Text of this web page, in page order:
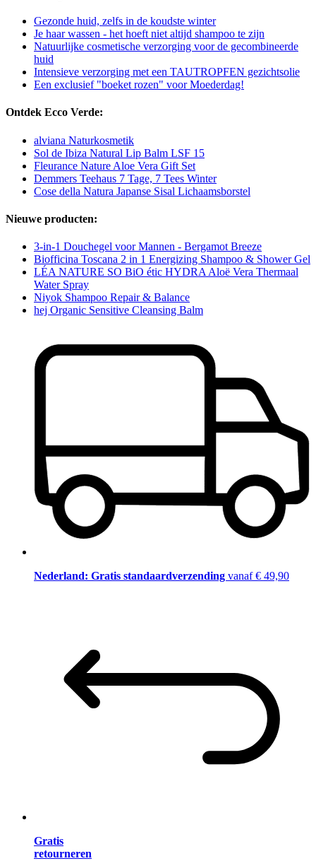
Gezonde huid, zelfs in de koudste winter
Je haar wassen - het hoeft niet altijd shampoo te zijn
Natuurlijke cosmetische verzorging voor de gecombineerde
huid
Intensieve verzorging met een TAUTROPFEN gezichtsolie
Een exclusief "boeket rozen" voor Moederdag!
Ontdek Ecco Verde:
alviana Naturkosmetik
Sol de Ibiza Natural Lip Balm LSF 15
Fleurance Nature Aloe Vera Gift Set
Demmers Teehaus 7 Tage, 7 Tees Winter
Cose della Natura Japanse Sisal Lichaamsborstel
Nieuwe producten:
3-in-1 Douchegel voor Mannen - Bergamot Breeze
Biofficina Toscana 2 in 1 Energizing Shampoo & Shower Gel
LÉA NATURE SO BiO étic HYDRA Aloë Vera Thermaal
Water Spray
Niyok Shampoo Repair & Balance
hej Organic Sensitive Cleansing Balm
Nederland: Gratis standaardverzending vanaf € 49,90
Gratis
retourneren